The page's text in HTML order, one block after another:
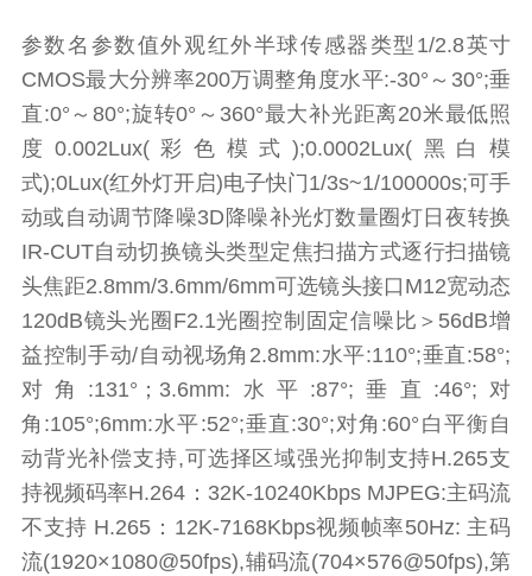
参数名参数值外观红外半球传感器类型1/2.8英寸
CMOS最大分辨率200万调整角度水平:-30°～30°;垂
直:0°～80°;旋转0°～360°最大补光距离20米最低照
度0.002Lux(彩色模式);0.0002Lux(黑白模
式);0Lux(红外灯开启)电子快门1/3s~1/100000s;可手
动或自动调节降噪3D降噪补光灯数量圈灯日夜转换
IR-CUT自动切换镜头类型定焦扫描方式逐行扫描镜
头焦距2.8mm/3.6mm/6mm可选镜头接口M12宽动态
120dB镜头光圈F2.1光圈控制固定信噪比＞56dB增
益控制手动/自动视场角2.8mm:水平:110°;垂直:58°;
对角:131°；3.6mm:水平:87°;垂直:46°;对
角:105°;6mm:水平:52°;垂直:30°;对角:60°白平衡自
动背光补偿支持,可选择区域强光抑制支持H.265支
持视频码率H.264：32K-10240Kbps MJPEG:主码流
不支持 H.265：12K-7168Kbps视频帧率50Hz: 主码
流(1920×1080@50fps),辅码流(704×576@50fps),第